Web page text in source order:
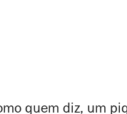
quem diz, um